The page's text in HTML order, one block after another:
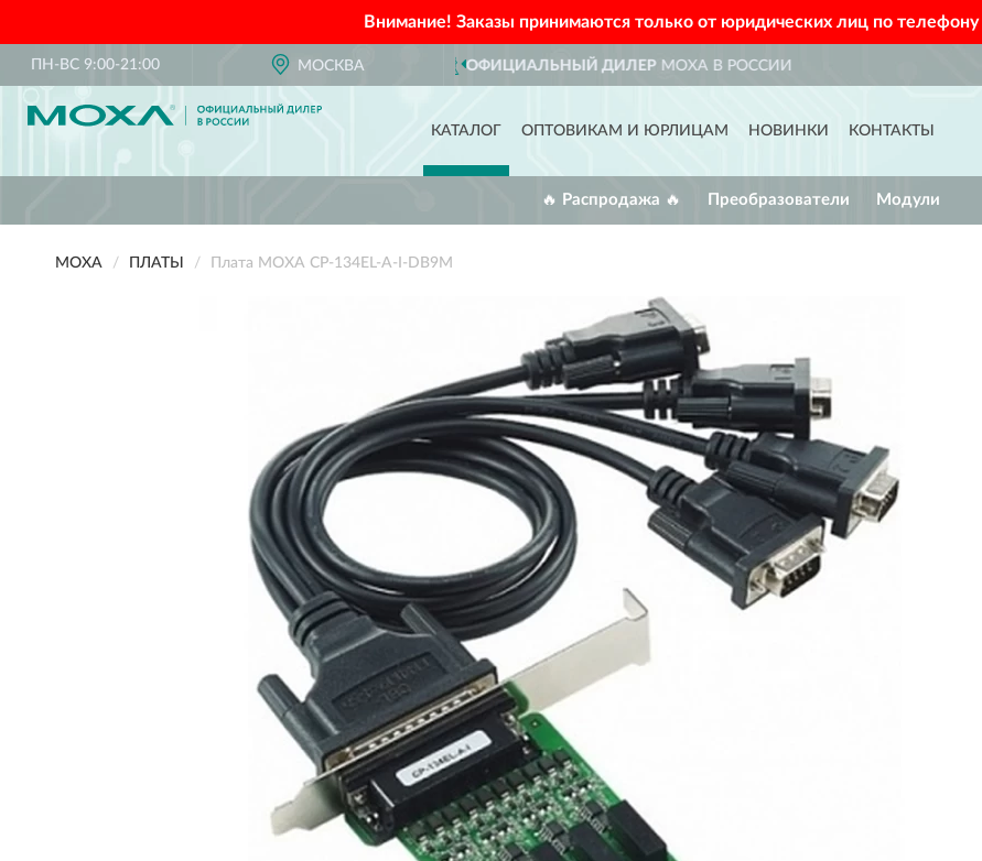
Внимание! Заказы принимаются только от юридических лиц по телефону
ПН-ВС 9:00-21:00 МОСКВА
ОФИЦИАЛЬНЫЙ ДИЛЕРMOXA В РОССИИ ДОСТАВИМ
КАТАЛОГ ОПТОВИКАМ И ЮРЛИЦАМ НОВИНКИ КОНТАКТЫ
🔥 Распродажа 🔥 Преобразователи Модули
MOXA ПЛАТЫ Плата MOXA CP-134EL-A-I-DB9M